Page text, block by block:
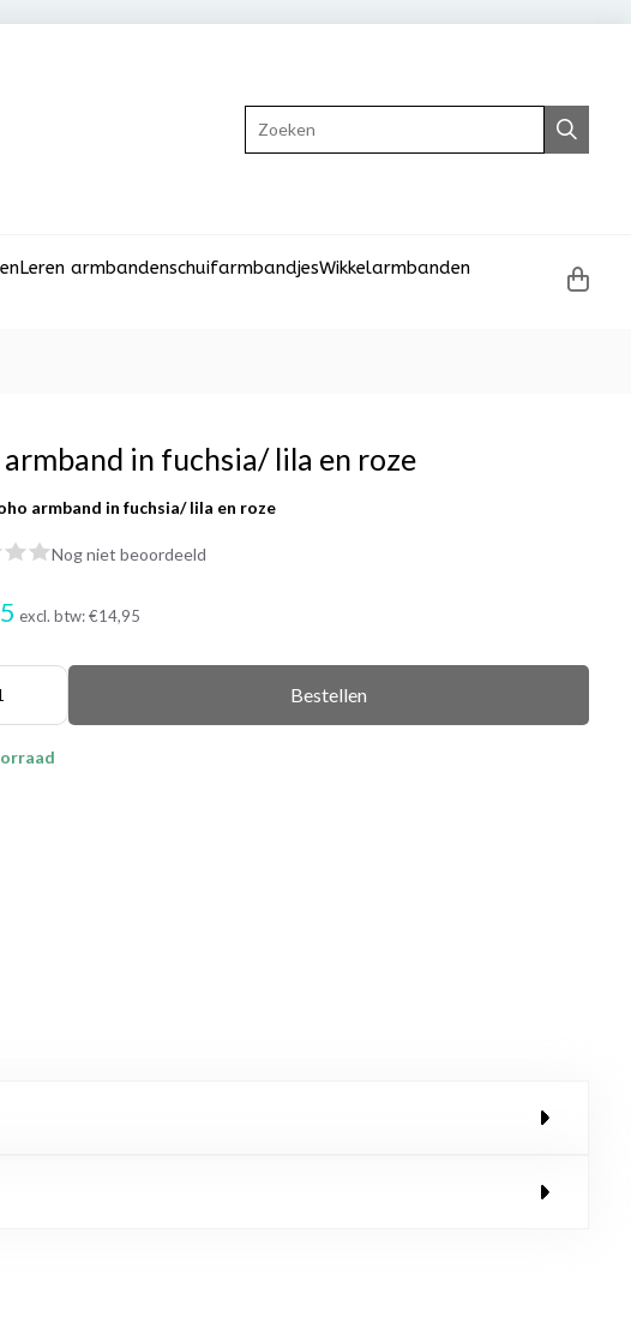
Leren armbandenschuifarmbandjesWikkelarmbanden
armband in fuchsia/ lila en roze
armband in fuchsia/ lila en roze
Nog niet beoordeeld
excl. btw:€14,95
Bestellen